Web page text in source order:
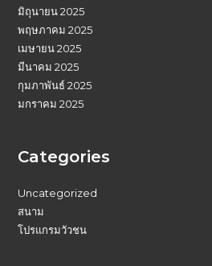
มิถุนายน 2025
พฤษภาคม 2025
เมษายน 2025
มีนาคม 2025
กุมภาพันธ์ 2025
มกราคม 2025
Categories
Uncategorized
สนาม
โปรแกรมวัวชน